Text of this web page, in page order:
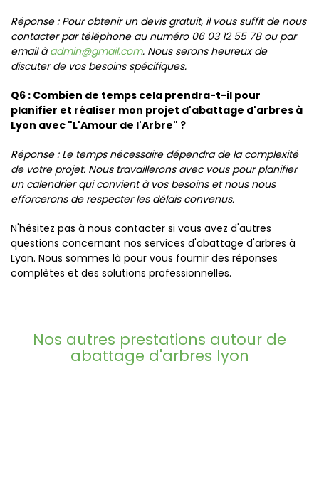
Réponse : Pour obtenir un devis gratuit, il vous suffit de nous
contacter par téléphone au numéro 06 03 12 55 78 ou par
email àadmin@gmail.com. Nous serons heureux de
discuter de vos besoins spécifiques.
Q6 : Combien de temps cela prendra-t-il pour
planifier et réaliser mon projet d'abattage d'arbres à
Lyon avec "L'Amour de l'Arbre" ?
Réponse : Le temps nécessaire dépendra de la complexité
de votre projet. Nous travaillerons avec vous pour planifier
un calendrier qui convient à vos besoins et nous nous
efforcerons de respecter les délais convenus.
N'hésitez pas à nous contacter si vous avez d'autres
questions concernant nos services d'abattage d'arbres à
Lyon. Nous sommes là pour vous fournir des réponses
complètes et des solutions professionnelles.
Nos autres prestations autour de
abattage d'arbres lyon